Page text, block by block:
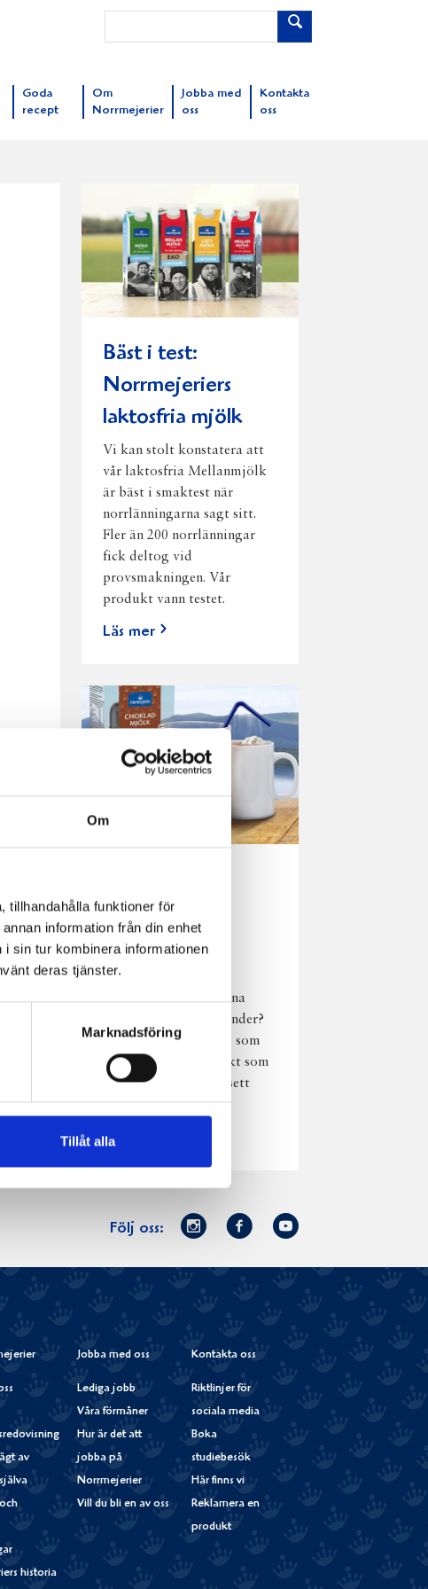
Om
tillhandahålla funktioner för
information från din enhet
sin tur kombinera informationen
deras tjänster.
Marknadsföring
Tillåt alla
Goda
recept
Om
Norrmejerier
Jobba med
oss
Kontakta
oss
Bäst i test:
Norrmejeriers
laktosfria mjölk
Vi kan stolt konstatera att
vår laktosfria Mellanmjölk
är bäst i smaktest när
norrlänningarna sagt sitt.
Fler än 200 norrlänningar
fick deltog vid
provsmakningen. Vår
produkt vann testet.
Läs mer
njutning i alla
väder
Har du provat
chokladmjölk från dina
norrländska mjölkbönder?
Den är lika god varm som
kall och passar perfekt som
vardagsnjutning oavsett
väder, året om.
Läs mer
Följ oss:
Norrmejerier
Instagram
Facebook
Youtube
av
historia
Jobba med oss
Lediga jobb
Våra förmåner
Hur är det att
jobba på
Norrmejerier
Vill du bli en av oss
Kontakta oss
Riktlinjer för
sociala media
Boka
studiebesök
Här finns vi
Reklamera en
produkt